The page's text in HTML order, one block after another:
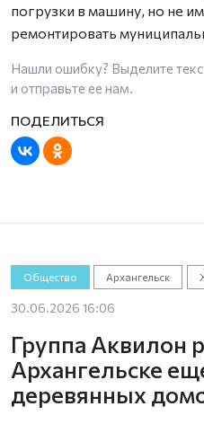
погрузки в машину, но не
ремонтировать
Нашли ошибку? Выделите
и отправьте ее нам.
Общество Архангельск
30.06.2026 16:06
Группа Аквилон
Архангельске
деревянных